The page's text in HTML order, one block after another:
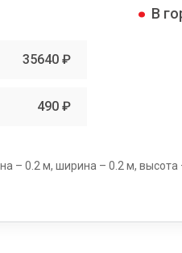
35640 ₽
490 ₽
В
– 0.2 м, ширина – 0.2 м, высота